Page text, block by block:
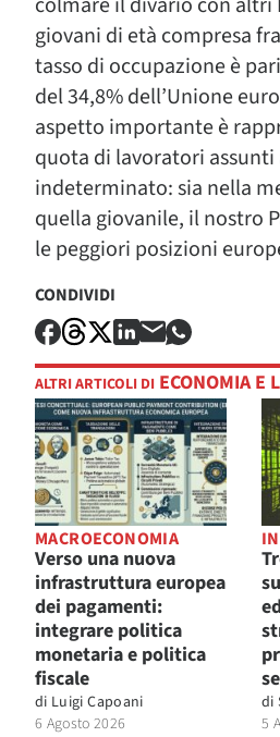
giovani di età compresa
tasso di occupazione è
del 34,8% dell’Unione
aspetto importante è
quota di lavoratori
indeterminato: sia nella
quella giovanile, il nostro
le peggiori posizioni
CONDIVIDI
ALTRI ARTICOLI DI ECONOMIA E
MACROECONOMIA
Verso una nuova
infrastruttura europea
dei pagamenti:
integrare politica
monetaria e politica
fiscale
di Luigi Capoani
6 Agosto 2026
di
5